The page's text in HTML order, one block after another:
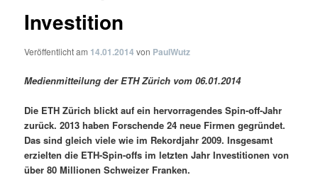
Investition
Veröffentlicht am 14.01.2014 von PaulWutz
Medienmitteilung der ETH Zürich vom 06.01.2014
Die ETH Zürich blickt auf ein hervorragendes Spin-off-Jahr
zurück. 2013 haben Forschende 24 neue Firmen gegründet.
Das sind gleich viele wie im Rekordjahr 2009. Insgesamt
erzielten die ETH-Spin-offs im letzten Jahr Investitionen von
über 80 Millionen Schweizer Franken.